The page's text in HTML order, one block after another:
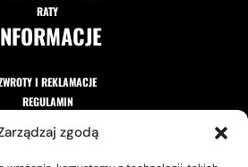
zgodą
RATY
I REKLAMACJE
REGULAMIN